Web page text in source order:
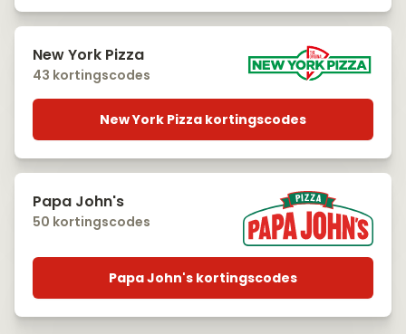
New York Pizza
43 kortingscodes
New York Pizza kortingscodes
Papa John's
50 kortingscodes
Papa John's kortingscodes